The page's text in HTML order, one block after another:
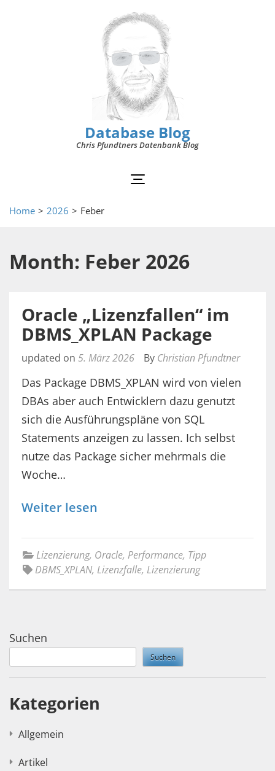
Database Blog
Chris Pfundtners Datenbank Blog
Home > 2026 > Feber
Month: Feber 2026
Oracle „Lizenzfallen“ im
DBMS_XPLAN Package
updated on 5. März 2026 By Christian Pfundtner
Das Package DBMS_XPLAN wird von vielen
DBAs aber auch Entwicklern dazu genutzt
sich die Ausführungspläne von SQL
Statements anzeigen zu lassen. Ich selbst
nutze das Package sicher mehrmals die
Woche…
Weiter lesen
Lizenzierung, Oracle, Performance, Tipp
DBMS_XPLAN, Lizenzfalle, Lizenzierung
Suchen
Suchen
Kategorien
Allgemein
Artikel